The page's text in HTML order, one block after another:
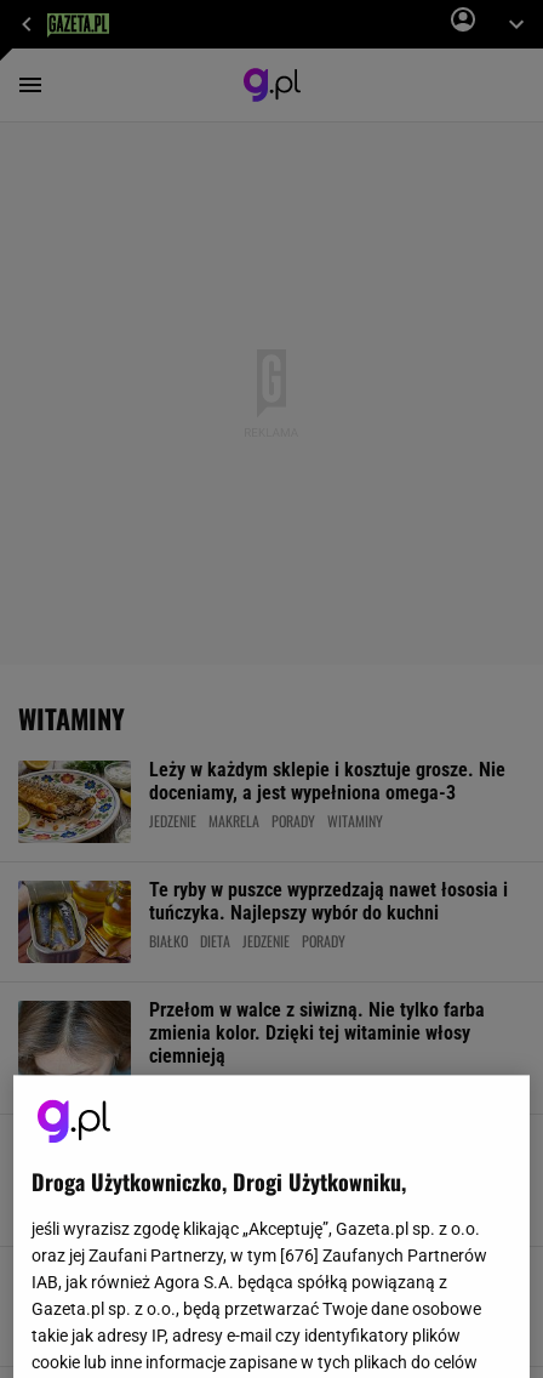
WITAMINY
Leży w każdym sklepie i kosztuje grosze. Nie
doceniamy, a jest wypełniona omega-3
JEDZENIE MAKRELA PORADY WITAMINY
Te ryby w puszce wyprzedzają nawet łososia i
tuńczyka. Najlepszy wybór do kuchni
BIAŁKO DIETA JEDZENIE PORADY
Przełom w walce z siwizną. Nie tylko farba
zmienia kolor. Dzięki tej witaminie włosy
ciemnieją
dużo witaminy C
Marakuja - jak ją jeść, aby wykorzystać w 100
proc. ten cenny owoc?
KUCHNIA MARAKUJA OWOCE PRZEPISY
Droga Użytkowniczko, Drogi Użytkowniku,
jeśli wyrazisz zgodę klikając „Akceptuję”, Gazeta.pl sp. z o.o.
oraz jej Zaufani Partnerzy, w tym [676] Zaufanych Partnerów
IAB, jak również Agora S.A. będąca spółką powiązaną z
Gazeta.pl sp. z o.o., będą przetwarzać Twoje dane osobowe
takie jak adresy IP, adresy e-mail czy identyfikatory plików
cookie lub inne informacje zapisane w tych plikach do celów